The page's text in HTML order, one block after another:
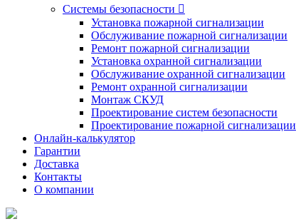
Системы безопасности 
Установка пожарной сигнализации
Обслуживание пожарной сигнализации
Ремонт пожарной сигнализации
Установка охранной сигнализации
Обслуживание охранной сигнализации
Ремонт охранной сигнализации
Монтаж СКУД
Проектирование систем безопасности
Проектирование пожарной сигнализации
Онлайн-калькулятор
Гарантии
Доставка
Контакты
О компании